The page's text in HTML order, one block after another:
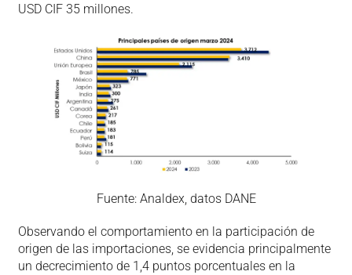
USD CIF 35 millones.
Fuente: Analdex, datos DANE
Observando el comportamiento en la participación de
origen de las importaciones, se evidencia principalmente
un decrecimiento de 1,4 puntos porcentuales en la